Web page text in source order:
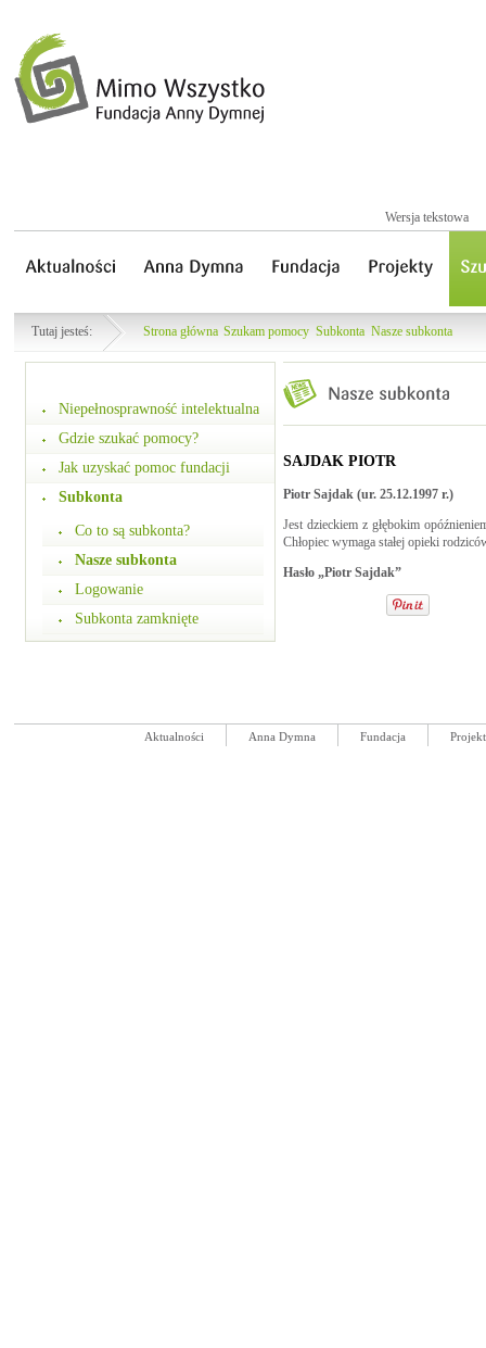
Wersja tekstowa
Tutaj jesteś: Strona główna Szukam pomocy Subkonta Nasze subkonta
Niepełnosprawność intelektualna
Gdzie szukać pomocy?
Jak uzyskać pomoc fundacji
Subkonta
Co to są subkonta?
Nasze subkonta
Logowanie
Subkonta zamknięte
SAJDAK PIOTR
Piotr Sajdak (ur. 25.12.1997 r.)
Jest dzieckiem z głębokim
Chłopiec wymaga stałej opieki
Hasło „Piotr Sajdak”
Aktualności Anna Dymna Fundacja